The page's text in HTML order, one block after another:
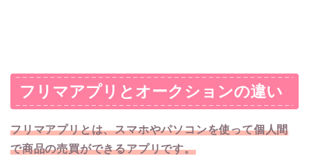
フリマアプリとオークションの違い
フリマアプリとは、スマホやパソコンを使って個人間
で商品の売買ができるアプリです。